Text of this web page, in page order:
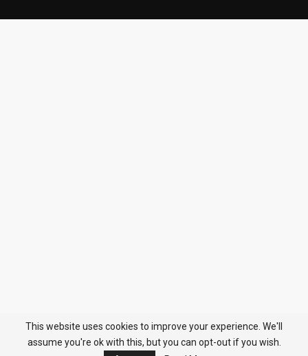
This website uses cookies to improve your experience. We'll
assume you're ok with this, but you can opt-out if you wish.